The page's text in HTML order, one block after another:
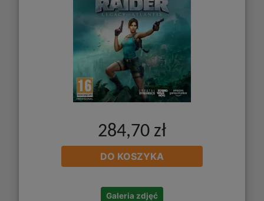
284,70 zł
DO KOSZYKA
Galeria zdjęć